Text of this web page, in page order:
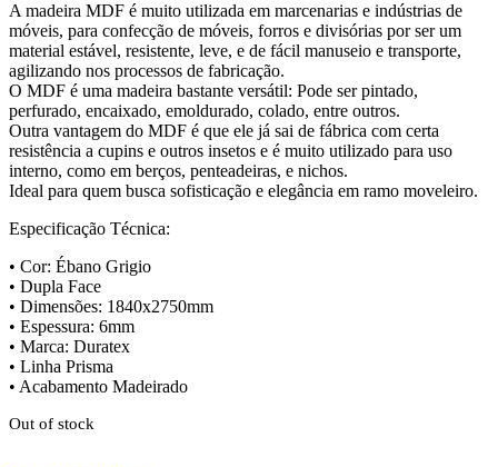
A madeira MDF é muito utilizada em marcenarias e indústrias de
móveis, para confecção de móveis, forros e divisórias por ser um
material estável, resistente, leve, e de fácil manuseio e transporte,
agilizando nos processos de fabricação.
O MDF é uma madeira bastante versátil: Pode ser pintado,
perfurado, encaixado, emoldurado, colado, entre outros.
Outra vantagem do MDF é que ele já sai de fábrica com certa
resistência a cupins e outros insetos e é muito utilizado para uso
interno, como em berços, penteadeiras, e nichos.
Ideal para quem busca sofisticação e elegância em ramo moveleiro.
Especificação Técnica:
• Cor: Ébano Grigio
• Dupla Face
• Dimensões: 1840x2750mm
• Espessura: 6mm
• Marca: Duratex
• Linha Prisma
• Acabamento Madeirado
Out of stock